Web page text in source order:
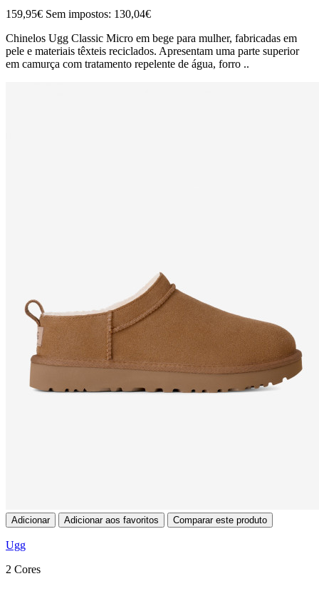
159,95€ Sem impostos: 130,04€
Chinelos Ugg Classic Micro em bege para mulher, fabricadas em
pele e materiais têxteis reciclados. Apresentam uma parte superior
em camurça com tratamento repelente de água, forro ..
Adicionar Adicionar aos favoritos Comparar este produto
Ugg
2 Cores